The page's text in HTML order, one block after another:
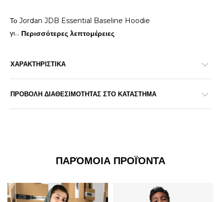
Το Jordan JDB Essential Baseline Hoodie
γι... Περισσότερες λεπτομέρειες
ΧΑΡΑΚΤΗΡΙΣΤΙΚΑ
ΠΡΟΒΟΛΗ ΔΙΑΘΕΣΙΜΟΤΗΤΑΣ ΣΤΟ ΚΑΤΑΣΤΗΜΑ
ΠΑΡΌΜΟΙΑ ΠΡΟΪΌΝΤΑ